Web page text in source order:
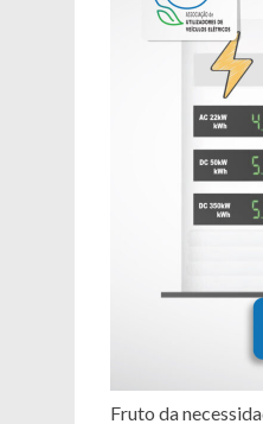
Fruto da